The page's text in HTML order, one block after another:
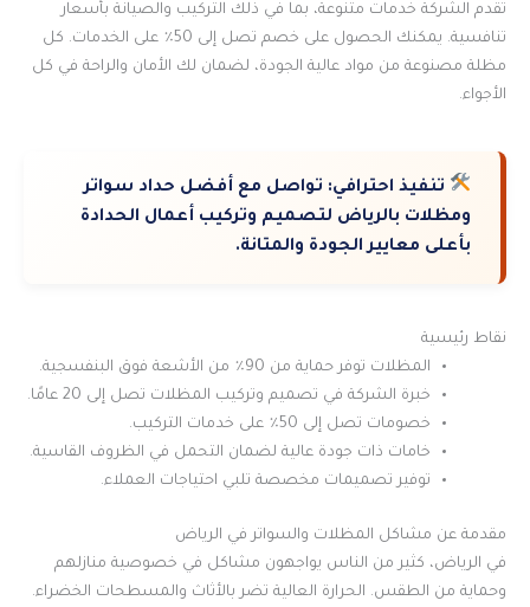
تقدم الشركة خدمات متنوعة، بما في ذلك التركيب والصيانة بأسعار
تنافسية. يمكنك الحصول على خصم تصل إلى 50٪ على الخدمات. كل
مظلة مصنوعة من مواد عالية الجودة، لضمان لك الأمان والراحة في كل
الأجواء.
تنفيذ احترافي: تواصل مع أفضل حداد سواتر
ومظلات بالرياض لتصميم وتركيب أعمال الحدادة
بأعلى معايير الجودة والمتانة.
نقاط رئيسية
المظلات توفر حماية من 90٪ من الأشعة فوق البنفسجية.
خبرة الشركة في تصميم وتركيب المظلات تصل إلى 20 عامًا.
خصومات تصل إلى 50٪ على خدمات التركيب.
خامات ذات جودة عالية لضمان التحمل في الظروف القاسية.
توفير تصميمات مخصصة تلبي احتياجات العملاء.
مقدمة عن مشاكل المظلات والسواتر في الرياض
في الرياض، كثير من الناس يواجهون مشاكل في خصوصية منازلهم
وحماية من الطقس. الحرارة العالية تضر بالأثاث والمسطحات الخضراء.